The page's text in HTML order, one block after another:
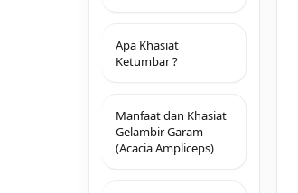
Apa Khasiat
Ketumbar ?
Manfaat dan Khasiat
Gelambir Garam
(Acacia Ampliceps)